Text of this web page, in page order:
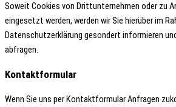
Soweit Cookies von Drittunternehmen oder zu
eingesetzt werden, werden wir Sie hierüber im
Datenschutzerklärung gesondert informieren
abfragen.
Kontaktformular
Wenn Sie uns per Kontaktformular Anfragen